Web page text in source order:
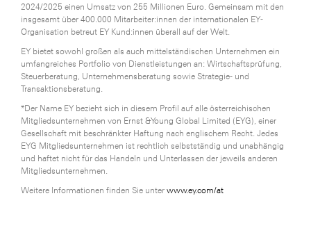
Salesforce
sebamed
SeneCura
SERVICE&MORE
SKINUANCE®
Somfy
Sony DADC
SPIEGLTEC
2024/2025 einen Umsatz von 255 Millionen Euro. Gemeinsam mit den
insgesamt über 400.000 Mitarbeiter:innen der internationalen EY-
Organisation betreut EY Kund:innen überall auf der Welt.
EY bietet sowohl großen als auch mittelständischen Unternehmen ein
umfangreiches Portfolio von Dienstleistungen an: Wirtschaftsprüfung,
Steuerberatung, Unternehmensberatung sowie Strategie- und
Transaktionsberatung.
*Der Name EY bezieht sich in diesem Profil auf alle österreichischen
Mitgliedsunternehmen von Ernst &Young Global Limited (EYG), einer
Gesellschaft mit beschränkter Haftung nach englischem Recht. Jedes
EYG Mitgliedsunternehmen ist rechtlich selbstständig und unabhängig
und haftet nicht für das Handeln und Unterlassen der jeweils anderen
Mitgliedsunternehmen.
Weitere Informationen finden Sie unter www.ey.com/at